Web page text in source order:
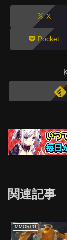
X
Pocket
関連記事
MMORPG